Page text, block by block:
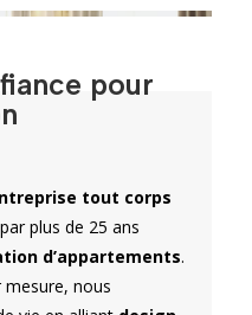
pour
tout corps
plus de 25 ans
d’appartements.
mesure, nous